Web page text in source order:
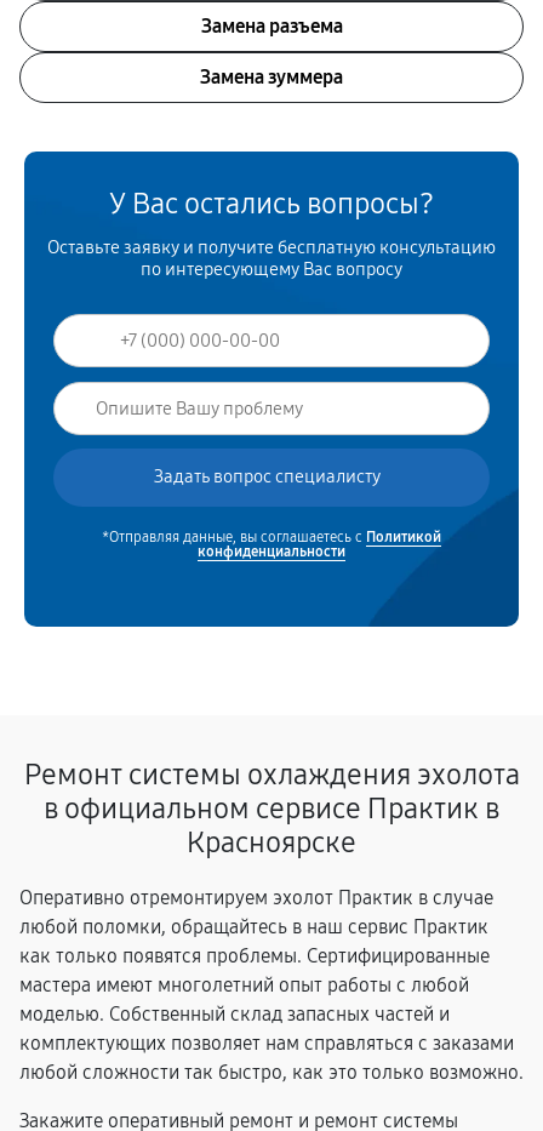
Замена разъема
Замена зуммера
У Вас остались вопросы?
Оставьте заявку и получите бесплатную консультацию
по интересующему Вас вопросу
*Отправляя данные, вы соглашаетесь с Политикой
конфиденциальности
Ремонт системы охлаждения эхолота
в официальном сервисе Практик в
Красноярске
Оперативно отремонтируем эхолот Практик в случае
любой поломки, обращайтесь в наш сервис Практик
как только появятся проблемы. Сертифицированные
мастера имеют многолетний опыт работы с любой
моделью. Собственный склад запасных частей и
комплектующих позволяет нам справляться с заказами
любой сложности так быстро, как это только возможно.
Закажите оперативный ремонт и ремонт системы